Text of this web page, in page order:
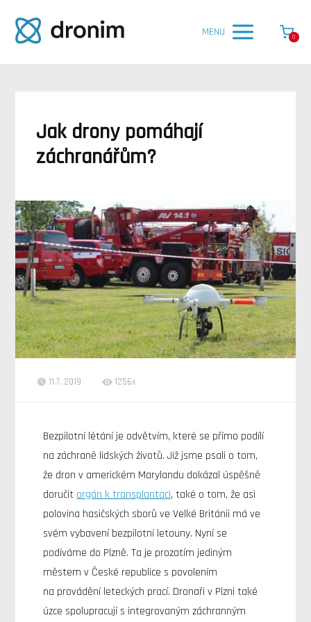
MENU 0
Jak drony pomáhají
záchranářům?
11.7. 2019 1256x
Bezpilotní létání je odvětvím, které se přímo podílí
na záchraně lidských životů. Již jsme psali o tom,
že dron v americkém Marylandu dokázal úspěšně
doručit orgán k transplantaci, také o tom, že asi
polovina hasičských sborů ve Velké Británii má ve
svém vybavení bezpilotní letouny. Nyní se
podíváme do Plzně. Ta je prozatím jediným
městem v České republice s povolením
na provádění leteckých prací. Dronaři v Plzni také
úzce spolupracují s integrovaným záchranným